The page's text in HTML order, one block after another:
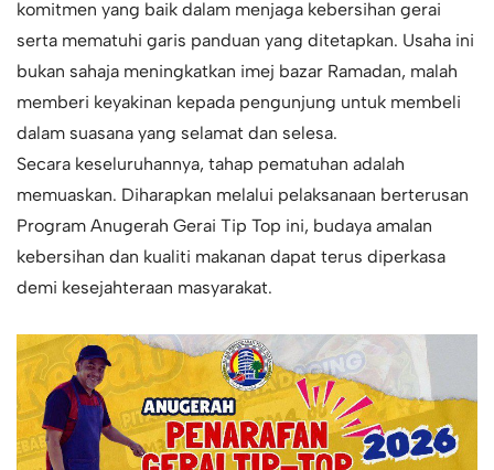
komitmen yang baik dalam menjaga kebersihan gerai
serta mematuhi garis panduan yang ditetapkan. Usaha ini
bukan sahaja meningkatkan imej bazar Ramadan, malah
memberi keyakinan kepada pengunjung untuk membeli
dalam suasana yang selamat dan selesa.
Secara keseluruhannya, tahap pematuhan adalah
memuaskan. Diharapkan melalui pelaksanaan berterusan
Program Anugerah Gerai Tip Top ini, budaya amalan
kebersihan dan kualiti makanan dapat terus diperkasa
demi kesejahteraan masyarakat.